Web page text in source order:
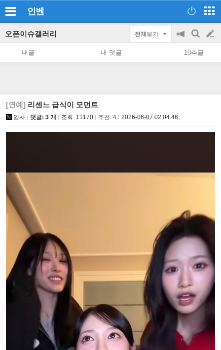
인벤
오픈이슈갤러리 전체보기
공
지
on/off
검
색
글
쓰
내글 내 댓글 10추글
[연예] 리센느 급식이 모먼트
입사 댓글: 3 개 조회: 11170 추천: 4 2026-06-07 02:04:46